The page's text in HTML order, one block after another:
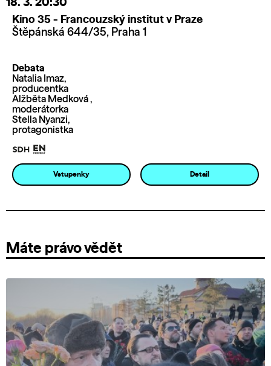
18. 3. 20:30
Kino 35 - Francouzský institut v Praze
Štěpánská 644/35, Praha 1
Debata
Natalia Imaz,
producentka
Alžběta Medková ,
moderátorka
Stella Nyanzi,
protagonistka
Vstupenky Detail
Máte právo vědět